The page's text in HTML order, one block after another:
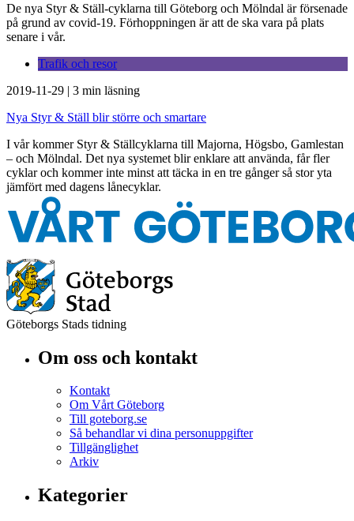
De nya Styr & Ställ-cyklarna till Göteborg och Mölndal är försenade
på grund av covid-19. Förhoppningen är att de ska vara på plats
senare i vår.
Trafik och resor
2019-11-29 | 3 min läsning
Nya Styr & Ställ blir större och smartare
I vår kommer Styr & Ställcyklarna till Majorna, Högsbo, Gamlestan
– och Mölndal. Det nya systemet blir enklare att använda, får fler
cyklar och kommer inte minst att täcka in en tre gånger så stor yta
jämfört med dagens lånecyklar.
Göteborgs Stads tidning
Om oss och kontakt
Kontakt
Om Vårt Göteborg
Till goteborg.se
Så behandlar vi dina personuppgifter
Tillgänglighet
Arkiv
Kategorier